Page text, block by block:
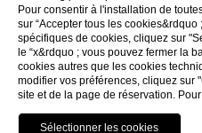
P.Iva
Website
Pour consentir à l'installation de
sur “Accepter tous les
spécifiques de cookies, cliquez sur
le “x&rdquo ; vous pouvez fermer la
cookies autres que les cookies
modifier vos préférences, cliquez sur
site et de la page de réservation.